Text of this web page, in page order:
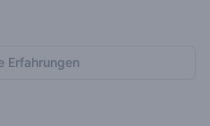
Erfahrungen